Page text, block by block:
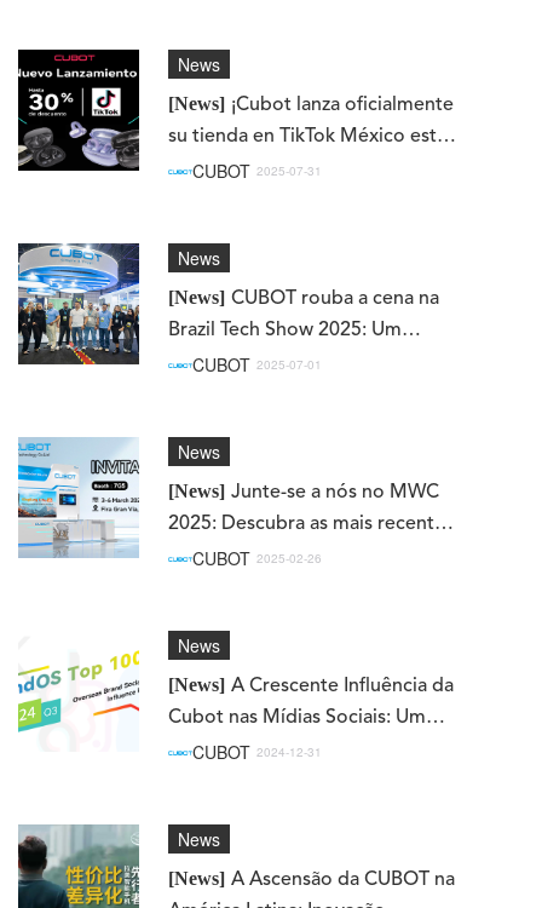
[News] ¡Cubot lanza oficialmente
su tienda en TikTok México este
31 de julio!
News
CUBOT 2025-07-31
[News] CUBOT rouba a cena na
Brazil Tech Show 2025: Um
resumo de inovação, potência e
News
CUBOT 2025-07-01
[News] Junte-se a nós no MWC
2025: Descubra as mais recentes
inovações da Cubot e
News
CUBOT 2025-02-26
[News] A Crescente Influência da
Cubot nas Mídias Sociais: Um
Marco Importante no 3º
News
CUBOT 2024-12-31
[News] A Ascensão da CUBOT na
News